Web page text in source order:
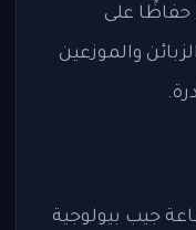
حفاظًا على
والموزعين
جيب بيولوجية